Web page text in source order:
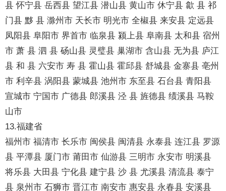
县 怀宁县 岳西县 望江县 潜山县 黄山市 休宁县 歙 县 祁
门县 黟 县 滁州市 天长市 明光市 全椒县 来安县 定远县
凤阳县 阜阳市 界首市 临泉县 颍上县 阜南县 太和县 宿州
市 萧 县 泗 县 砀山县 灵璧县 巢湖市 含山县 无为县 庐江
县 和 县 六安市 寿 县 霍山县 霍邱县 舒城县 金寨县 亳州
市 利辛县 涡阳县 蒙城县 池州市 东至县 石台县 青阳县
宣城市 宁国市 广德县 郎溪县 泾 县 旌德县 绩溪县 马鞍
山市
13.福建省
福州市 福清市 长乐市 闽侯县 闽清县 永泰县 连江县 罗源
县 平潭县 厦门市 莆田市 仙游县 三明市 永安市 明溪县
将乐县 大田县 宁化县 建宁县 沙 县 尤溪县 清流县 泰宁
县 泉州市 石狮市 晋江市 南安市 惠安县 永春县 安溪县